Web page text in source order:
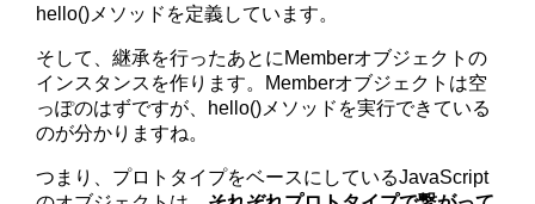
hello()メソッドを定義しています。
そして、継承を行ったあとにMemberオブジェクトの
インスタンスを作ります。Memberオブジェクトは空
っぽのはずですが、hello()メソッドを実行できている
のが分かりますね。
つまり、プロトタイプをベースにしているJavaScript